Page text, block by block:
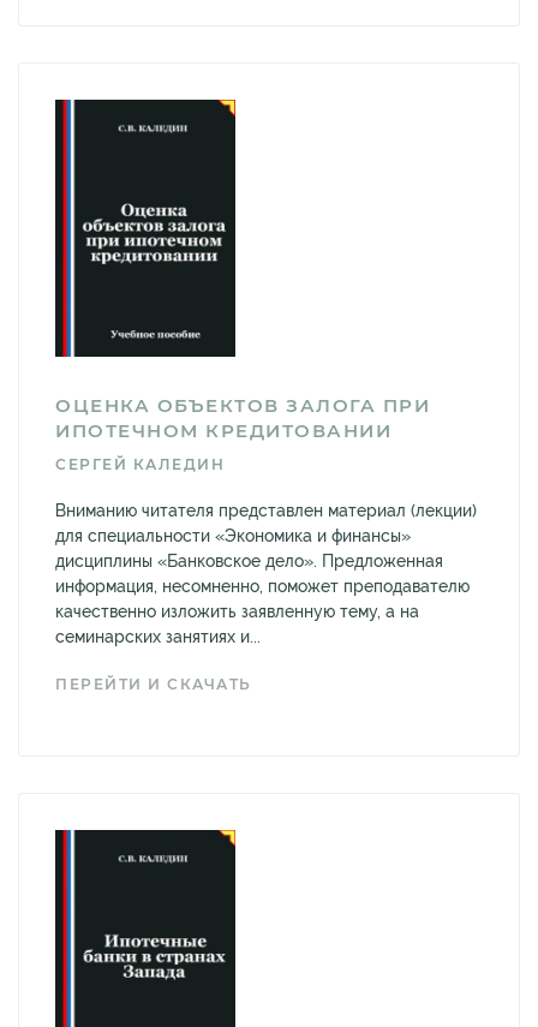
ОЦЕНКА ОБЪЕКТОВ ЗАЛОГА ПРИ
ИПОТЕЧНОМ КРЕДИТОВАНИИ
СЕРГЕЙ КАЛЕДИН
Вниманию читателя представлен материал (лекции)
для специальности «Экономика и финансы»
дисциплины «Банковское дело». Предложенная
информация, несомненно, поможет преподавателю
качественно изложить заявленную тему, а на
семинарских занятиях и...
ПЕРЕЙТИ И СКАЧАТЬ